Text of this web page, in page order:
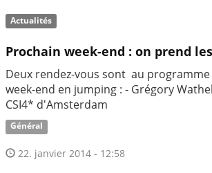
Actualités
Prochain week-end : on prend
Deux rendez-vous sont au
week-end en jumping : - Grégory
CSI4* d'Amsterdam
Général
22. janvier 2014 - 12:58